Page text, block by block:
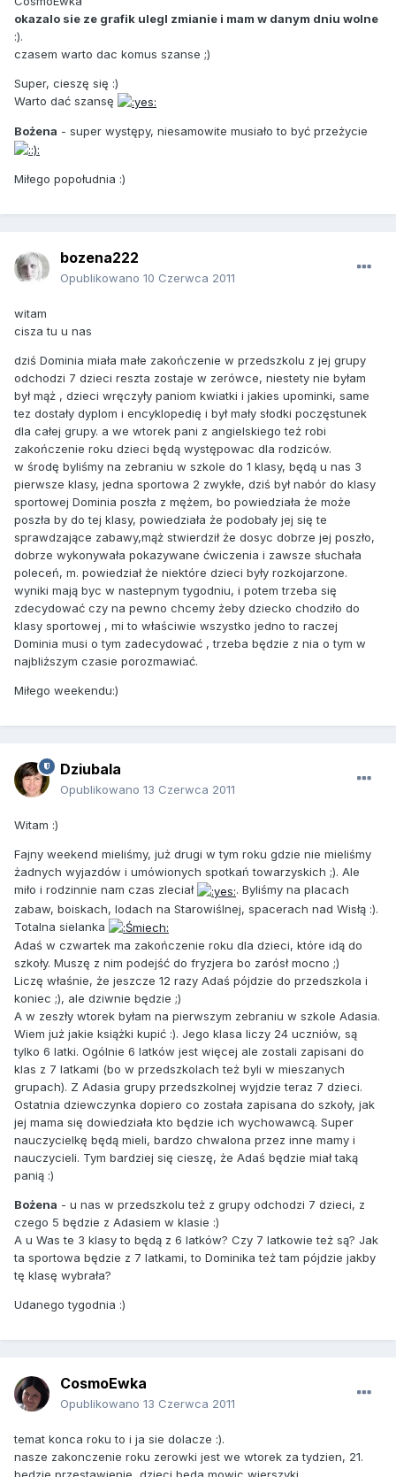
okazalo sie ze grafik ulegl zmianie i mam w danym dniu wolne
:).
czasem warto dac komus szanse ;)
Super, cieszę się :)
Warto dać szansę
Bożena - super występy, niesamowite musiało to być przeżycie
Miłego popołudnia :)
bozena222
Opublikowano 10 Czerwca 2011
witam
cisza tu u nas
dziś Dominia miała małe zakończenie w przedszkolu z jej grupy
odchodzi 7 dzieci reszta zostaje w zerówce, niestety nie byłam
był mąż , dzieci wręczyły paniom kwiatki i jakies upominki, same
tez dostały dyplom i encyklopedię i był mały słodki poczęstunek
dla całej grupy. a we wtorek pani z angielskiego też robi
zakończenie roku dzieci będą występowac dla rodziców.
w środę byliśmy na zebraniu w szkole do 1 klasy, będą u nas 3
pierwsze klasy, jedna sportowa 2 zwykłe, dziś był nabór do klasy
sportowej Dominia poszła z mężem, bo powiedziała że może
poszła by do tej klasy, powiedziała że podobały jej się te
sprawdzające zabawy,mąż stwierdził że dosyc dobrze jej poszło,
dobrze wykonywała pokazywane ćwiczenia i zawsze słuchała
poleceń, m. powiedział że niektóre dzieci były rozkojarzone.
wyniki mają byc w nastepnym tygodniu, i potem trzeba się
zdecydować czy na pewno chcemy żeby dziecko chodziło do
klasy sportowej , mi to właściwie wszystko jedno to raczej
Dominia musi o tym zadecydować , trzeba będzie z nia o tym w
najbliższym czasie porozmawiać.
Miłego weekendu:)
Dziubala
Opublikowano 13 Czerwca 2011
Witam :)
Fajny weekend mieliśmy, już drugi w tym roku gdzie nie mieliśmy
żadnych wyjazdów i umówionych spotkań towarzyskich ;). Ale
miło i rodzinnie nam czas zleciał
. Byliśmy na placach
zabaw, boiskach, lodach na Starowiślnej, spacerach nad Wisłą :).
Totalna sielanka
Adaś w czwartek ma zakończenie roku dla dzieci, które idą do
szkoły. Muszę z nim podejść do fryzjera bo zarósł mocno ;)
Liczę właśnie, że jeszcze 12 razy Adaś pójdzie do przedszkola i
koniec ;), ale dziwnie będzie ;)
A w zeszły wtorek byłam na pierwszym zebraniu w szkole Adasia.
Wiem już jakie książki kupić :). Jego klasa liczy 24 uczniów, są
tylko 6 latki. Ogólnie 6 latków jest więcej ale zostali zapisani do
klas z 7 latkami (bo w przedszkolach też byli w mieszanych
grupach). Z Adasia grupy przedszkolnej wyjdzie teraz 7 dzieci.
Ostatnia dziewczynka dopiero co została zapisana do szkoły, jak
jej mama się dowiedziała kto będzie ich wychowawcą. Super
nauczycielkę będą mieli, bardzo chwalona przez inne mamy i
nauczycieli. Tym bardziej się cieszę, że Adaś będzie miał taką
panią :)
Bożena - u nas w przedszkolu też z grupy odchodzi 7 dzieci, z
czego 5 będzie z Adasiem w klasie :)
A u Was te 3 klasy to będą z 6 latków? Czy 7 latkowie też są? Jak
ta sportowa będzie z 7 latkami, to Dominika też tam pójdzie jakby
tę klasę wybrała?
Udanego tygodnia :)
CosmoEwka
Opublikowano 13 Czerwca 2011
temat konca roku to i ja sie dolacze :).
nasze zakonczenie roku zerowki jest we wtorek za tydzien, 21.